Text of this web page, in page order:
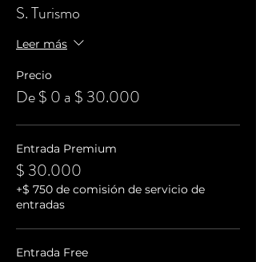
S. Turismo
Leer más
Precio
De $ 0 a $ 30.000
Entrada Premium
$ 30.000
+$ 750 de comisión de servicio de
entradas
Entrada Free